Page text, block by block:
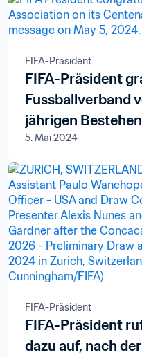
FIFA-Präsident
FIFA-Präsident
Fussballverband
jährigen Bestehen
5. Mai 2024
FIFA-Präsident
FIFA-Präsident
dazu auf, nach